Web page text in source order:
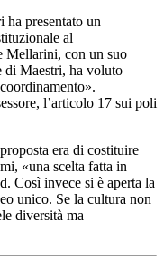
ha presentato un
al
Mellarini, con un suo
di Maestri, ha voluto
l’articolo 17 sui poli
era di costituire
«una scelta fatta in
Così invece si è aperta la
unico. Se la cultura non
diversità ma